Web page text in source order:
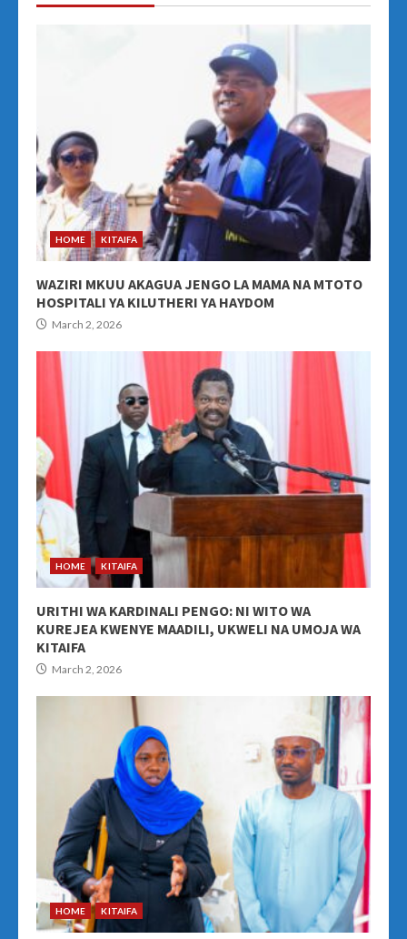
HOME KITAIFA
WAZIRI MKUU AKAGUA JENGO LA MAMA NA MTOTO
HOSPITALI YA KILUTHERI YA HAYDOM
March 2, 2026
HOME KITAIFA
URITHI WA KARDINALI PENGO: NI WITO WA
KUREJEA KWENYE MAADILI, UKWELI NA UMOJA WA
KITAIFA
March 2, 2026
HOME KITAIFA